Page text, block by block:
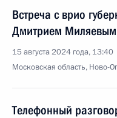
Встреча с врио
Дмитрием Миляевым
15 августа 2024 года, 13:40
Московская область, Ново-
Телефонный